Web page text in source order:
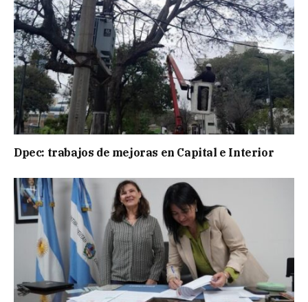
Dpec: trabajos de mejoras en Capital e Interior